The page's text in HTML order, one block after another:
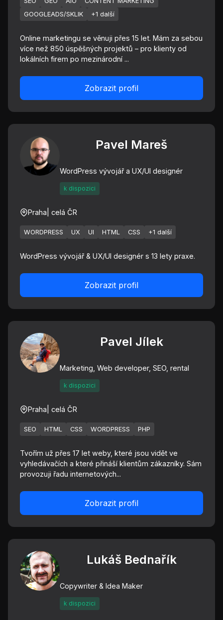
GOOGLEADS/SKLIK
+1 další
Online marketingu se věnuji přes 15 let. Mám za sebou
více než 850 úspěšných projektů – pro klienty od
lokálních firem po mezinárodní ...
Zobrazit profil
Pavel Mareš
WordPress vývojář a UX/UI designér
k dispozici
Praha | celá ČR
WORDPRESS UX UI HTML CSS +1 další
WordPress vývojář & UX/UI designér s 13 lety praxe.
Zobrazit profil
Pavel Jílek
Marketing, Web developer, SEO, rental
k dispozici
Praha | celá ČR
SEO HTML CSS WORDPRESS PHP
Tvořím už přes 17 let weby, které jsou vidět ve
vyhledávačích a které přináší klientům zákazníky. Sám
provozuji řadu internetových...
Zobrazit profil
Lukáš Bednařík
Copywriter & Idea Maker
k dispozici